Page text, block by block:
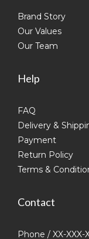
Brand Story
Our Values
Our Team
Help
FAQ
Delivery &
Payment
Return Policy
Terms &
Contact
Phone / XX-XXX-